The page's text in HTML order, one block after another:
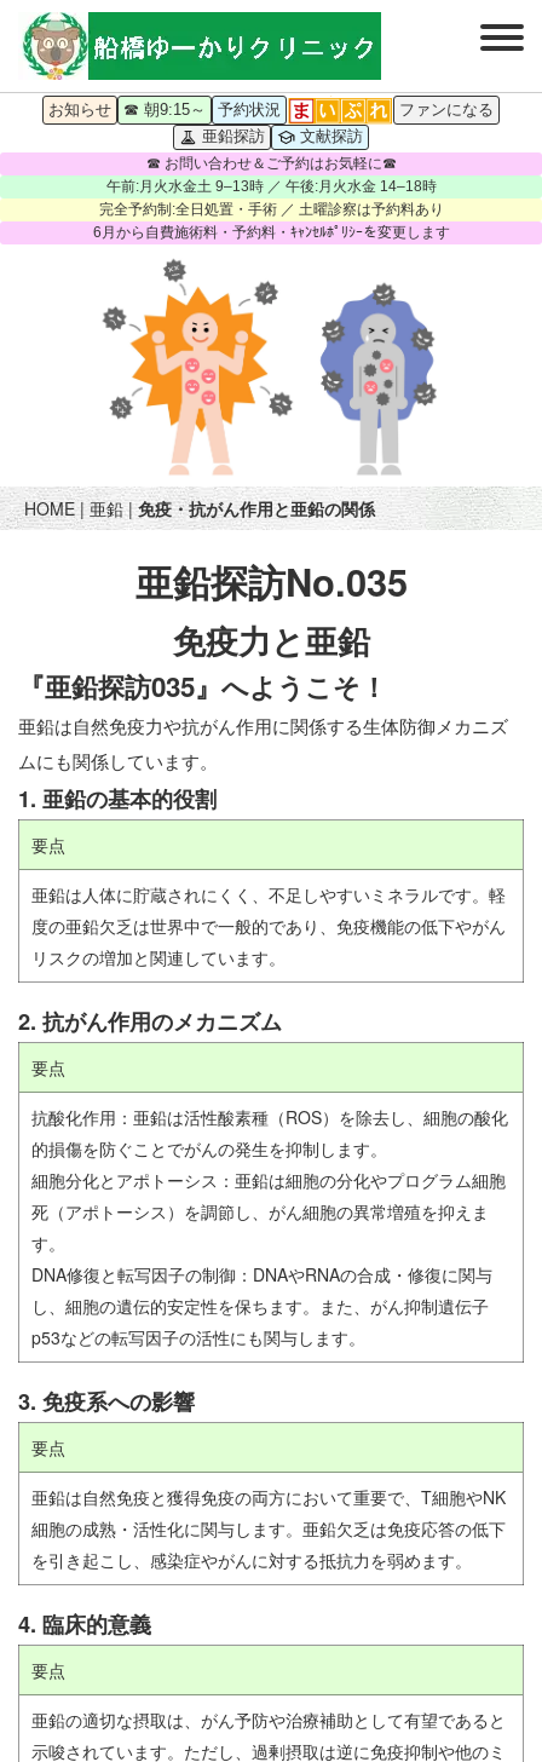
お知らせ ☎ 朝9:15～ 予約状況
ファンになる
亜鉛探訪
文献探訪
☎ お問い合わせ＆ご予約はお気軽に☎
午前:月火水金土 9–13時 ／ 午後:月火水金 14–18時
完全予約制:全日処置・手術 ／ 土曜診察は予約料あり
6月から自費施術料・予約料・ｷｬﾝｾﾙﾎﾟﾘｼｰを変更します
HOME|亜鉛|免疫・抗がん作用と亜鉛の関係
亜鉛探訪No.035
免疫力と亜鉛
『亜鉛探訪035』へようこそ！
亜鉛は自然免疫力や抗がん作用に関係する生体防御メカニズ
ムにも関係しています。
1. 亜鉛の基本的役割
要点
亜鉛は人体に貯蔵されにくく、不足しやすいミネラルです。軽
度の亜鉛欠乏は世界中で一般的であり、免疫機能の低下やがん
リスクの増加と関連しています。
2. 抗がん作用のメカニズム
要点
抗酸化作用：亜鉛は活性酸素種（ROS）を除去し、細胞の酸化
的損傷を防ぐことでがんの発生を抑制します。
細胞分化とアポトーシス：亜鉛は細胞の分化やプログラム細胞
死（アポトーシス）を調節し、がん細胞の異常増殖を抑えま
す。
DNA修復と転写因子の制御：DNAやRNAの合成・修復に関与
し、細胞の遺伝的安定性を保ちます。また、がん抑制遺伝子
p53などの転写因子の活性にも関与します。
3. 免疫系への影響
要点
亜鉛は自然免疫と獲得免疫の両方において重要で、T細胞やNK
細胞の成熟・活性化に関与します。亜鉛欠乏は免疫応答の低下
を引き起こし、感染症やがんに対する抵抗力を弱めます。
4. 臨床的意義
要点
亜鉛の適切な摂取は、がん予防や治療補助として有望であると
示唆されています。ただし、過剰摂取は逆に免疫抑制や他のミ